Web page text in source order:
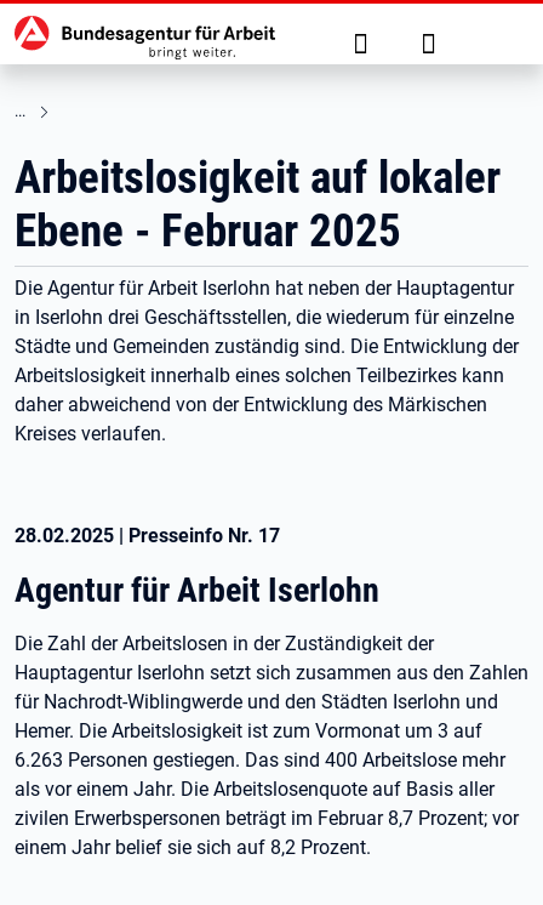
zu den Hauptinhalten springen
Hauptnavigation Suche Anmelden
Arbeitslosigkeit auf lokaler
Ebene - Februar 2025
Die Agentur für Arbeit Iserlohn hat neben der Hauptagentur
in Iserlohn drei Geschäftsstellen, die wiederum für einzelne
Städte und Gemeinden zuständig sind. Die Entwicklung der
Arbeitslosigkeit innerhalb eines solchen Teilbezirkes kann
daher abweichend von der Entwicklung des Märkischen
Kreises verlaufen.
28.02.2025 | Presseinfo Nr. 17
Agentur für Arbeit Iserlohn
Die Zahl der Arbeitslosen in der Zuständigkeit der
Hauptagentur Iserlohn setzt sich zusammen aus den Zahlen
für Nachrodt-Wiblingwerde und den Städten Iserlohn und
Hemer. Die Arbeitslosigkeit ist zum Vormonat um 3 auf
6.263 Personen gestiegen. Das sind 400 Arbeitslose mehr
als vor einem Jahr. Die Arbeitslosenquote auf Basis aller
zivilen Erwerbspersonen beträgt im Februar 8,7 Prozent; vor
einem Jahr belief sie sich auf 8,2 Prozent.